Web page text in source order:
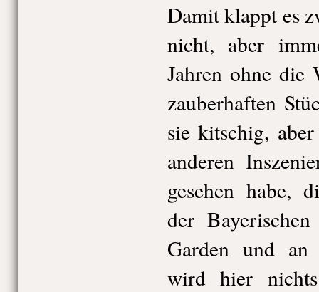
Damit klappt es
nicht, aber
Jahren ohne die
zauberhaften
sie kitschig,
anderen
gesehen habe,
der
Garden und an
wird hier